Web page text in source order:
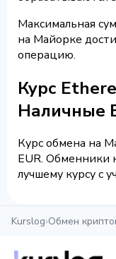
Максимальная
на Майорке
операцию.
Курс
Наличные
Курс обмена на
EUR. Обменники
лучшему курсу с
Kurslog›Обмен